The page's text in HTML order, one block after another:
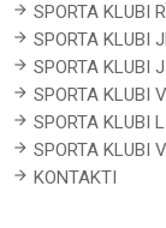
SPORTA KLUBI
SPORTA KLUBI
SPORTA KLUBI
SPORTA KLUBI
SPORTA KLUBI
SPORTA KLUBI
KONTAKTI